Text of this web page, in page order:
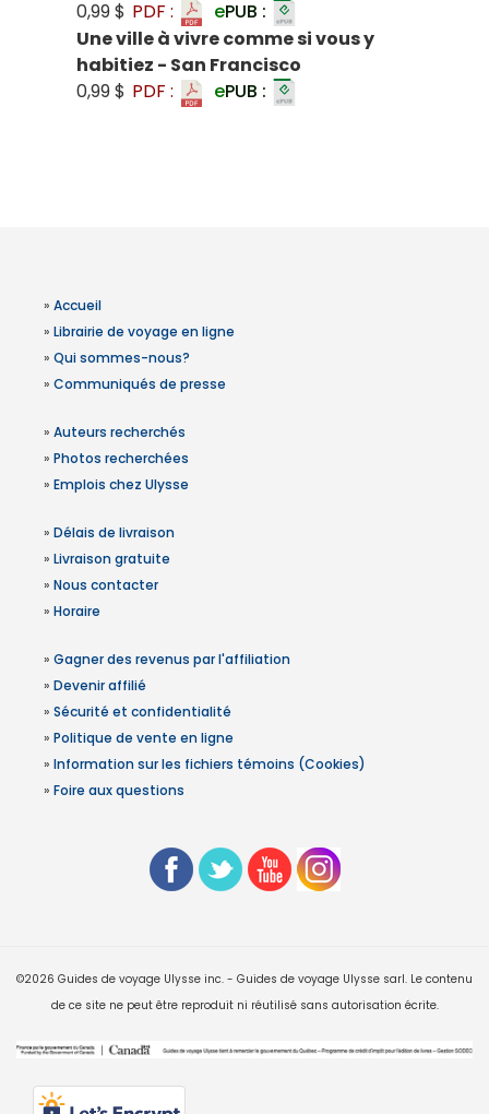
0,99 $ PDF : ePUB :
Une ville à vivre comme si vous y
habitiez - San Francisco
0,99 $ PDF : ePUB :
» Accueil
» Librairie de voyage en ligne
» Qui sommes-nous?
» Communiqués de presse
» Auteurs recherchés
» Photos recherchées
» Emplois chez Ulysse
» Délais de livraison
» Livraison gratuite
» Nous contacter
» Horaire
» Gagner des revenus par l'affiliation
» Devenir affilié
» Sécurité et confidentialité
» Politique de vente en ligne
» Information sur les fichiers témoins (Cookies)
» Foire aux questions
©2026 Guides de voyage Ulysse inc. - Guides de voyage Ulysse sarl. Le contenu
de ce site ne peut être reproduit ni réutilisé sans autorisation écrite.